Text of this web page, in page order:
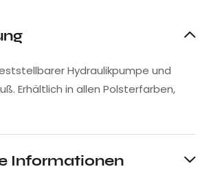
Hydraulikpumpe und
Erhältlich in allen Polsterfarben,
Informationen